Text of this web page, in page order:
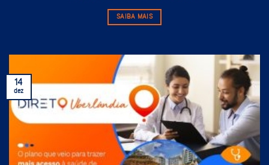
SAIBA MAIS
14
dez